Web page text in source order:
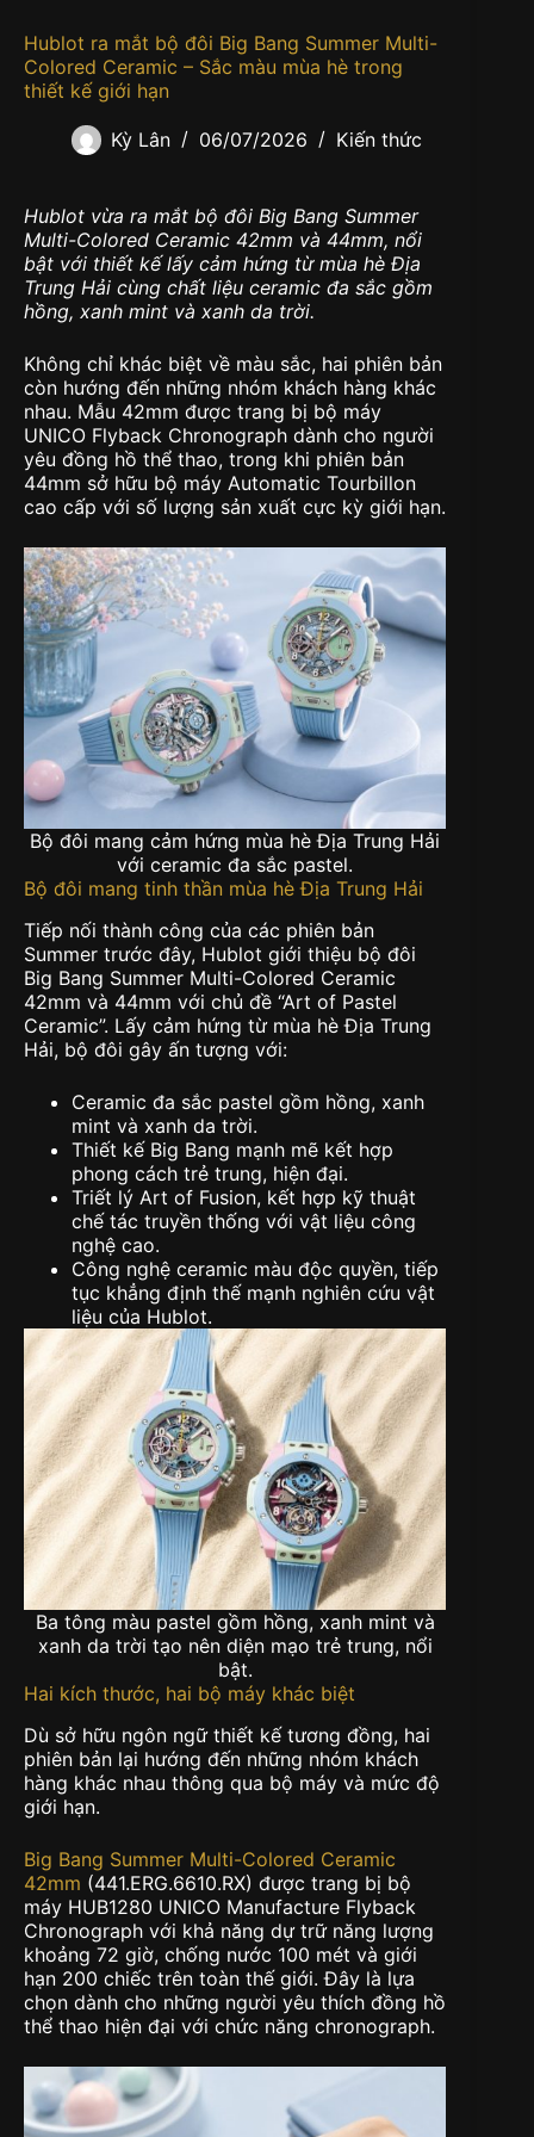
Hublot ra mắt bộ đôi Big Bang Summer Multi-
Colored Ceramic – Sắc màu mùa hè trong
thiết kế giới hạn
Kỳ Lân 06/07/2026 Kiến thức
Hublot vừa ra mắt bộ đôi Big Bang Summer
Multi-Colored Ceramic 42mm và 44mm, nổi
bật với thiết kế lấy cảm hứng từ mùa hè Địa
Trung Hải cùng chất liệu ceramic đa sắc gồm
hồng, xanh mint và xanh da trời.
Không chỉ khác biệt về màu sắc, hai phiên bản
còn hướng đến những nhóm khách hàng khác
nhau. Mẫu 42mm được trang bị bộ máy
UNICO Flyback Chronograph dành cho người
yêu đồng hồ thể thao, trong khi phiên bản
44mm sở hữu bộ máy Automatic Tourbillon
cao cấp với số lượng sản xuất cực kỳ giới hạn.
Bộ đôi mang cảm hứng mùa hè Địa Trung Hải
với ceramic đa sắc pastel.
Bộ đôi mang tinh thần mùa hè Địa Trung Hải
Tiếp nối thành công của các phiên bản
Summer trước đây, Hublot giới thiệu bộ đôi
Big Bang Summer Multi-Colored Ceramic
42mm và 44mm với chủ đề “Art of Pastel
Ceramic”. Lấy cảm hứng từ mùa hè Địa Trung
Hải, bộ đôi gây ấn tượng với:
Ceramic đa sắc pastel gồm hồng, xanh
mint và xanh da trời.
Thiết kế Big Bang mạnh mẽ kết hợp
phong cách trẻ trung, hiện đại.
Triết lý Art of Fusion, kết hợp kỹ thuật
chế tác truyền thống với vật liệu công
nghệ cao.
Công nghệ ceramic màu độc quyền, tiếp
tục khẳng định thế mạnh nghiên cứu vật
liệu của Hublot.
Ba tông màu pastel gồm hồng, xanh mint và
xanh da trời tạo nên diện mạo trẻ trung, nổi
bật.
Hai kích thước, hai bộ máy khác biệt
Dù sở hữu ngôn ngữ thiết kế tương đồng, hai
phiên bản lại hướng đến những nhóm khách
hàng khác nhau thông qua bộ máy và mức độ
giới hạn.
Big Bang Summer Multi-Colored Ceramic
42mm (441.ERG.6610.RX) được trang bị bộ
máy HUB1280 UNICO Manufacture Flyback
Chronograph với khả năng dự trữ năng lượng
khoảng 72 giờ, chống nước 100 mét và giới
hạn 200 chiếc trên toàn thế giới. Đây là lựa
chọn dành cho những người yêu thích đồng hồ
thể thao hiện đại với chức năng chronograph.